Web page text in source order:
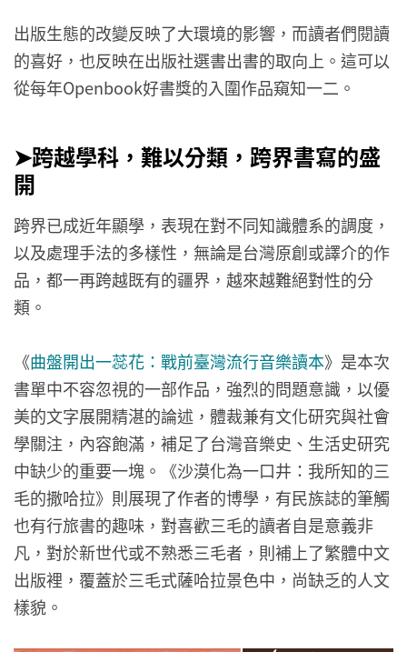
出版生態的改變反映了大環境的影響，而讀者們閱讀
的喜好，也反映在出版社選書出書的取向上。這可以
從每年Openbook好書獎的入圍作品窺知一二。
➤跨越學科，難以分類，跨界書寫的盛
開
跨界已成近年顯學，表現在對不同知識體系的調度，
以及處理手法的多樣性，無論是台灣原創或譯介的作
品，都一再跨越既有的疆界，越來越難絕對性的分
類。
《曲盤開出一蕊花：戰前臺灣流行音樂讀本》是本次
書單中不容忽視的一部作品，強烈的問題意識，以優
美的文字展開精湛的論述，體裁兼有文化研究與社會
學關注，內容飽滿，補足了台灣音樂史、生活史研究
中缺少的重要一塊。《沙漠化為一口井：我所知的三
毛的撒哈拉》則展現了作者的博學，有民族誌的筆觸
也有行旅書的趣味，對喜歡三毛的讀者自是意義非
凡，對於新世代或不熟悉三毛者，則補上了繁體中文
出版裡，覆蓋於三毛式薩哈拉景色中，尚缺乏的人文
樣貌。